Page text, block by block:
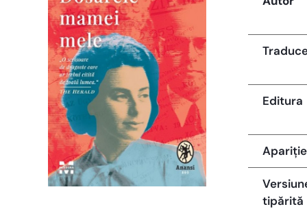
Editura
Apariție
tipărită